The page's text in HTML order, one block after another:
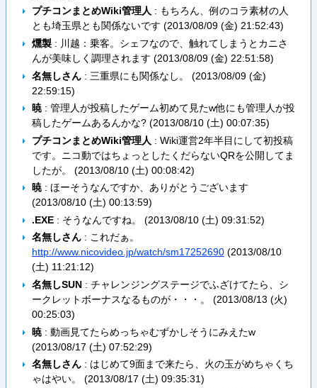
プチコンまとめWiki管理人 : もちろん、例のコラ素材の人
とも埼玉県とも関係ないです (2013/08/09 (金) 21:52:43)
燻製: 川越：乗客。シェフなので、触れてしまうとカニさ
んが美味しく調理されます (2013/08/09 (金) 22:51:58)
名無しさん: 三重県にも関係なし。 (2013/08/09 (金)
22:59:15)
暁: 管理人が投稿したゲーム初めて見たw他にも管理人が投
稿したゲームあるんかな? (2013/08/10 (土) 00:07:35)
プチコンまとめWiki管理人 : Wiki運営2年半目にして初投稿
です。ニコ動ではちょっとしたくだらないQRを公開してま
したが。 (2013/08/10 (土) 00:08:42)
暁: ほーそうなんですか、ありがとうございます
(2013/08/10 (土) 00:13:59)
.EXE: そうなんですね。 (2013/08/10 (土) 09:31:52)
名無しさん: これだぁ。
http://www.nicovideo.jp/watch/sm17252690(2013/08/10
(土) 11:21:12)
名無しSUN: チャレンジングステージでふざけてたら、シ
ークレットボーナスなるものが・・・。 (2013/08/13 (火)
00:25:03)
暁: 動画見てたらめっちゃむずかしそうにみえたw
(2013/08/17 (土) 07:52:29)
名無しさん: はじめて9面まで来たら、火の玉がめちゃくち
ゃはやい。 (2013/08/17 (土) 09:35:31)